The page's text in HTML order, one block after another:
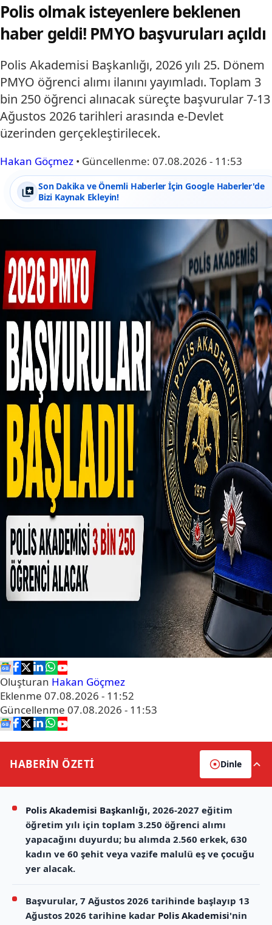
Polis olmak isteyenlere beklenen
haber geldi! PMYO başvuruları açıldı
Polis Akademisi Başkanlığı, 2026 yılı 25. Dönem
PMYO öğrenci alımı ilanını yayımladı. Toplam 3
bin 250 öğrenci alınacak süreçte başvurular 7-13
Ağustos 2026 tarihleri arasında e-Devlet
üzerinden gerçekleştirilecek.
Hakan Göçmez • Güncellenme: 07.08.2026 - 11:53
Son Dakika ve Önemli Haberler İçin Google Haberler'de
Bizi Kaynak Ekleyin!
Oluşturan Hakan Göçmez
Eklenme 07.08.2026 - 11:52
Güncellenme 07.08.2026 - 11:53
HABERİN ÖZETİ Dinle
Polis Akademisi Başkanlığı, 2026-2027 eğitim
öğretim yılı için toplam 3.250 öğrenci alımı
yapacağını duyurdu; bu alımda 2.560 erkek, 630
kadın ve 60 şehit veya vazife malulü eş ve çocuğu
yer alacak.
Başvurular, 7 Ağustos 2026 tarihinde başlayıp 13
Ağustos 2026 tarihine kadar Polis Akademisi'nin